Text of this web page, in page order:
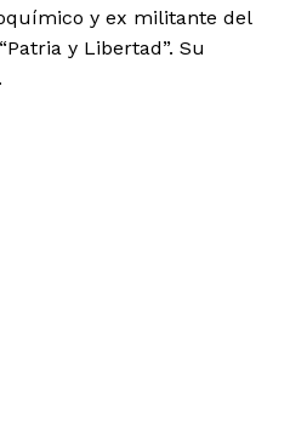
y ex militante del
y Libertad”. Su